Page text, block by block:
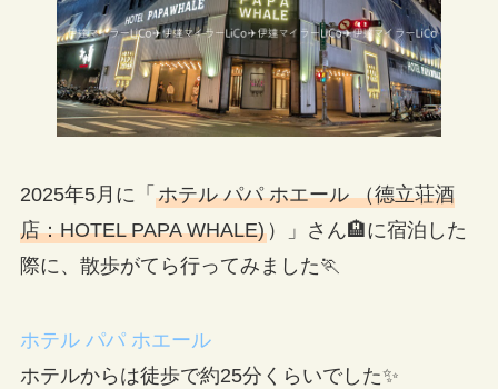
2025年5月に「 ホテル パパ ホエール （德立荘酒
店：HOTEL PAPA WHALE)）」さん🏨に宿泊した
際に、散歩がてら行ってみました🏃
ホテル パパ ホエール
ホテルからは徒歩で約25分くらいでした✨